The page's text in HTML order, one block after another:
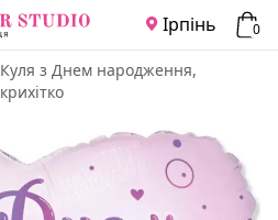
Ірпінь 0
Куля з Днем народження,
крихітко